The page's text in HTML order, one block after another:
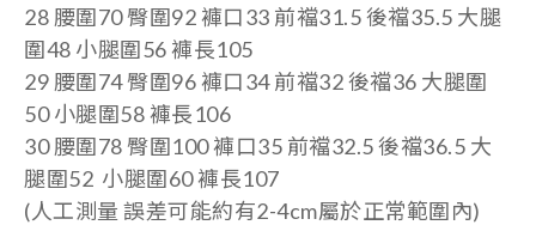
28 腰圍70 臀圍92褲口33 前襠31.5 後襠35.5 大腿
圍48 小腿圍56 褲長105
29 腰圍74 臀圍96褲口34前襠32 後襠36 大腿圍
50小腿圍58 褲長106
30 腰圍78 臀圍100褲口35 前襠32.5 後襠36.5 大
腿圍52 小腿圍60 褲長107
(人工測量 誤差可能約有2-4cm屬於正常範圍內)